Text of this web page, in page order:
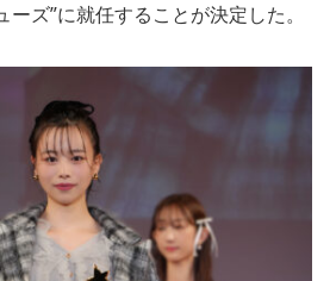
ーズ”に就任することが決定した。